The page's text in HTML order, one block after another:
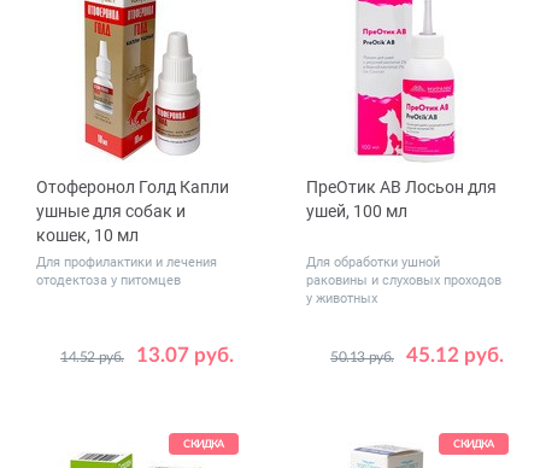
Отоферонол Голд Капли
ушные для собак и
кошек, 10 мл
Для профилактики и лечения
отодектоза у питомцев
13.07 руб.
14.52 руб.
ПреОтик AB Лосьон для
ушей, 100 мл
Для обработки ушной
раковины и слуховых проходов
у животных
45.12 руб.
50.13 руб.
СКИДКА СКИДКА